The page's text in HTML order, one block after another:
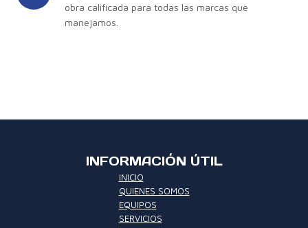
obra calificada para todas las marcas que
manejamos.
INFORMACIÓN ÚTIL
INICIO
QUIENES SOMOS
EQUIPOS
SERVICIOS